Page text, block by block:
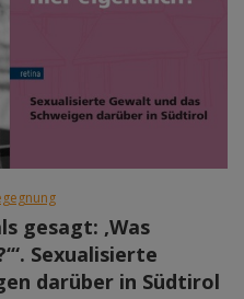
gesagt: ‚Was
Sexualisierte
darüber in Südtirol